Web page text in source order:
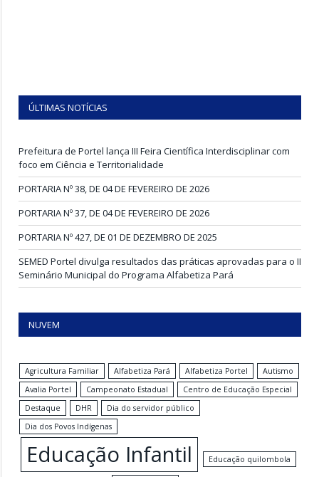
ÚLTIMAS NOTÍCIAS
Prefeitura de Portel lança III Feira Científica Interdisciplinar com
foco em Ciência e Territorialidade
PORTARIA Nº 38, DE 04 DE FEVEREIRO DE 2026
PORTARIA Nº 37, DE 04 DE FEVEREIRO DE 2026
PORTARIA Nº 427, DE 01 DE DEZEMBRO DE 2025
SEMED Portel divulga resultados das práticas aprovadas para o II
Seminário Municipal do Programa Alfabetiza Pará
NUVEM
Agricultura Familiar Alfabetiza Pará Alfabetiza Portel
Autismo
Avalia Portel
Campeonato Estadual
Centro de Educação Especial
Destaque
DHR
Dia do servidor público
Dia dos Povos Indígenas
Educação Infantil Educação quilombola